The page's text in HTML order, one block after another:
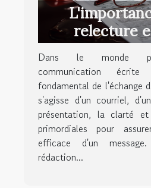
relecture
correction
Dans le monde
communication
fondamental de l'échange
s'agisse d'un courriel,
présentation, la clarté
primordiales pour
efficace d'un
rédaction...